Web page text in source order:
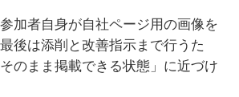
加者自身が自社ページ用の画像を
後は添削と改善指示まで行うた
のまま掲載できる状態」に近づけ